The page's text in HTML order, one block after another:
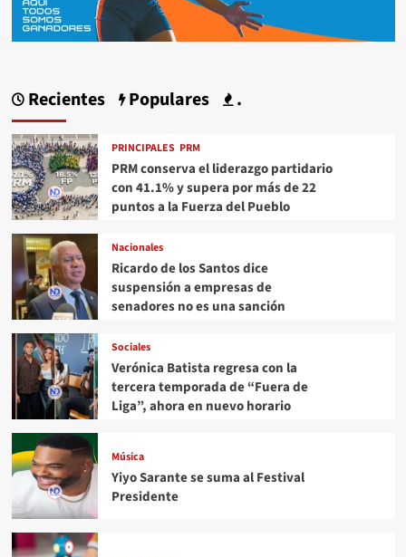
Recientes Populares .
PRINCIPALES PRM
PRM conserva el liderazgo partidario
con 41.1% y supera por más de 22
puntos a la Fuerza del Pueblo
Nacionales
Ricardo de los Santos dice
suspensión a empresas de
senadores no es una sanción
Sociales
Verónica Batista regresa con la
tercera temporada de “Fuera de
Liga”, ahora en nuevo horario
Música
Yiyo Sarante se suma al Festival
Presidente